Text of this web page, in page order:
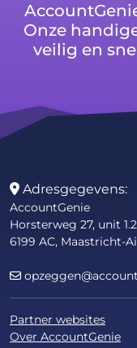
Onze
veilig en
Adresgegevens:
AccountGenie
Horsterweg 27, unit 1.2
6199 AC, Maastricht-
Partner websites
Over AccountGenie